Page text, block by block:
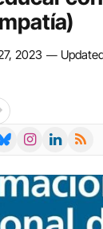
2023
InstagramLinkedIn
RSS